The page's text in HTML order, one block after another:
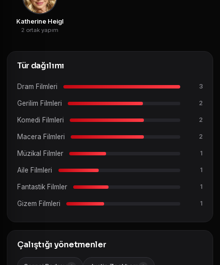
Katherine Heigl
2 ortak yapım
Tür dağılımı
Dram Filmleri 3
Gerilim Filmleri 2
Komedi Filmleri 2
Macera Filmleri 2
Müzikal Filmler 1
Aile Filmleri 1
Fantastik Filmler 1
Gizem Filmleri 1
Çalıştığı yönetmenler